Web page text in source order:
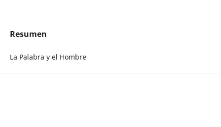
Resumen
La Palabra y el Hombre